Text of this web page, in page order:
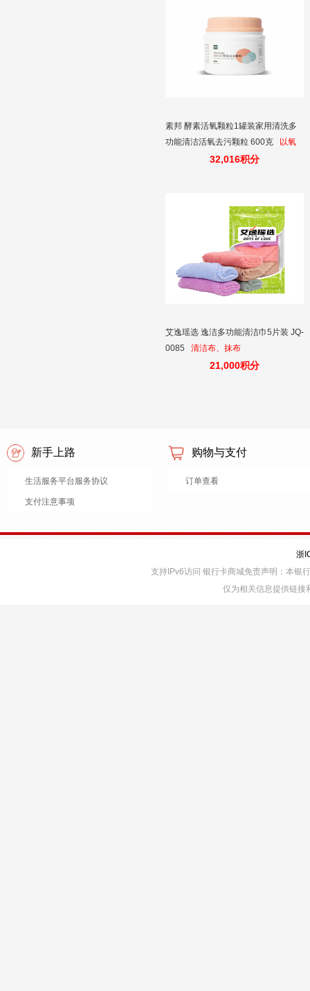
素邦 酵素活氧颗粒1罐装家用清洗多
功能清洁活氧去污颗粒 600克
以氧
化分解如茶渍、咖啡渍、奶渍、水果
32,016积分
艾逸瑶选 逸洁多功能清洁巾5片装 JQ-
0085
清洁布、抹布
21,000积分
新手上路
生活服务平台服务协议
支付注意事项
购物与支付
订单查看
浙
支持IPv6访问 银行卡商城免责声明：本银
仅为相关信息提供链接